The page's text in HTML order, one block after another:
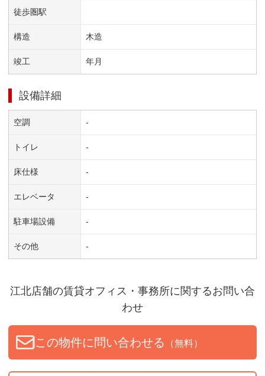
徒歩圏駅
構造 木造
竣工 年月
設備詳細
空調 -
トイレ -
床仕様 -
エレベータ -
駐車場設備 -
その他 -
江北店舗の賃貸オフィス・事務所に関するお問い合
わせ
この物件に問い合わせる （無料）